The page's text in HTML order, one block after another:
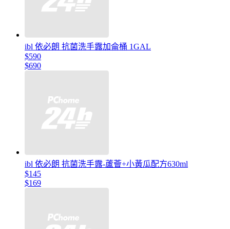
ibl 依必朗 抗菌洗手露加侖桶 1GAL
$590
$690
ibl 依必朗 抗菌洗手露-蘆薈+小黃瓜配方630ml
$145
$169